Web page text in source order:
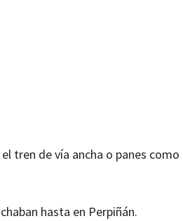
tren de vía ancha o panes
hasta en Perpiñán.